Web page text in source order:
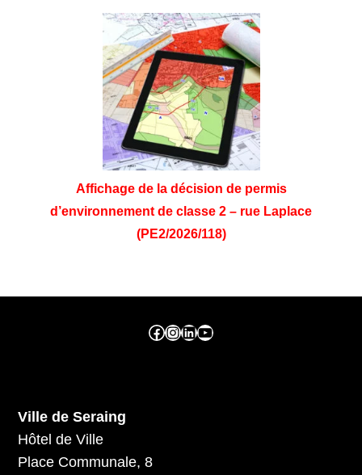
Affichage de la décision de permis
d’environnement de classe 2 – rue Laplace
(PE2/2026/118)
Facebook ville de seraing Instragram ville de seraing linkedin – ville de seraing YouTube
Ville de Seraing
Hôtel de Ville
Place Communale, 8